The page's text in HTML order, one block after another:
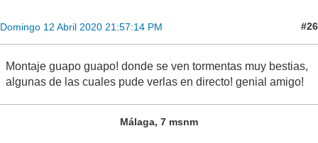
Domingo 12 Abril 2020 21:57:14 PM #26
Montaje guapo guapo! donde se ven tormentas muy bestias,
algunas de las cuales pude verlas en directo! genial amigo!
Málaga, 7 msnm